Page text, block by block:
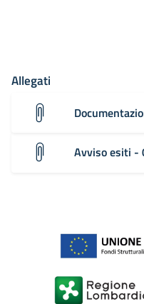
Allegati
Avviso esiti